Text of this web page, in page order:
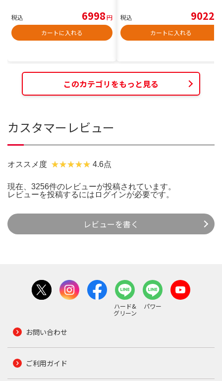
税込 6998円
カートに入れる
税込 9022
カートに入れる
このカテゴリをもっと見る
カスタマーレビュー
オススメ度 4.6点
現在、3256件のレビューが投稿されています。
レビューを投稿するには ログインが必要です。
レビューを書く
ハード&
グリーン
パワー
お問い合わせ
ご利用ガイド